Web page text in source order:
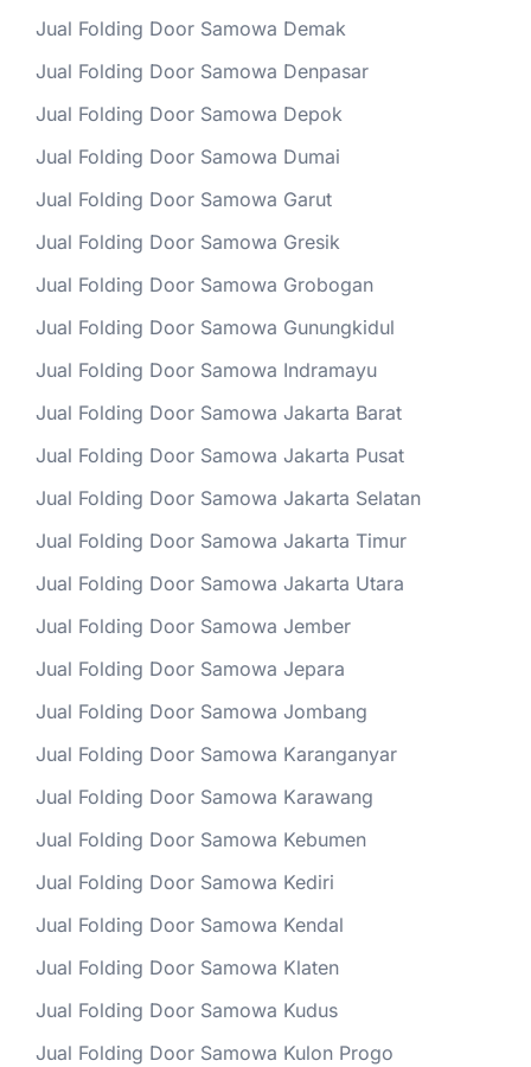
Jual Folding Door Samowa Demak
Jual Folding Door Samowa Denpasar
Jual Folding Door Samowa Depok
Jual Folding Door Samowa Dumai
Jual Folding Door Samowa Garut
Jual Folding Door Samowa Gresik
Jual Folding Door Samowa Grobogan
Jual Folding Door Samowa Gunungkidul
Jual Folding Door Samowa Indramayu
Jual Folding Door Samowa Jakarta Barat
Jual Folding Door Samowa Jakarta Pusat
Jual Folding Door Samowa Jakarta Selatan
Jual Folding Door Samowa Jakarta Timur
Jual Folding Door Samowa Jakarta Utara
Jual Folding Door Samowa Jember
Jual Folding Door Samowa Jepara
Jual Folding Door Samowa Jombang
Jual Folding Door Samowa Karanganyar
Jual Folding Door Samowa Karawang
Jual Folding Door Samowa Kebumen
Jual Folding Door Samowa Kediri
Jual Folding Door Samowa Kendal
Jual Folding Door Samowa Klaten
Jual Folding Door Samowa Kudus
Jual Folding Door Samowa Kulon Progo